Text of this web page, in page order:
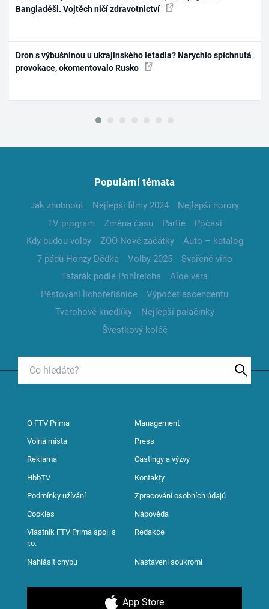
Bangladéši. Vojtěch ničí zdravotnictví
Dron s výbušninou u ukrajinského letadla? Narychlo spíchnutá
provokace, okomentovalo Rusko
Populární témata
Jak zhubnout Nejlepší filmy 2024
Nejlepší horory
TV program
Změna času Partie
Počasí
Kdy budou volby
ZOO Nové začátky
Auto – katalog
7 pádů Honzy Dědka
Volby 2025
Svařené víno
Tatarák podle Pohlreicha
Aloe vera
Pěstování lichořeřišnice
Výpočet ascendentu
Tvarohové knedlíky
Nejlepší palačinky
Švestkový koláč
O FTV Prima Management
Volná místa Press
Reklama Castingy a výzvy
HbbTV Kontakty
Podmínky užívání Zpracování osobních údajů
Cookies Nápověda
Vlastník FTV Prima spol. s
r.o.
Redakce
Nahlásit chybu Nastavení soukromí
App Store